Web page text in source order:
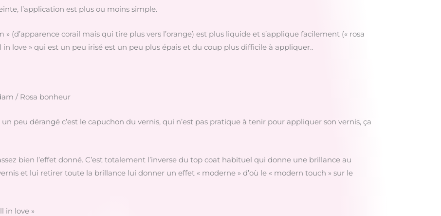
l’application est plus ou moins simple.
(d’apparence corail mais qui tire plus vers l’orange) est plus liquide et s’applique facilement (« rosa
in love » qui est un peu irisé est un peu plus épais et du coup plus difficile à appliquer..
/ Rosa bonheur
peu dérangé c’est le capuchon du vernis, qui n’est pas pratique à tenir pour appliquer son vernis, ça
bien l’effet donné. C’est totalement l’inverse du top coat habituel qui donne une brillance au
et lui retirer toute la brillance lui donner un effet « moderne » d’où le « modern touch » sur le
in love »